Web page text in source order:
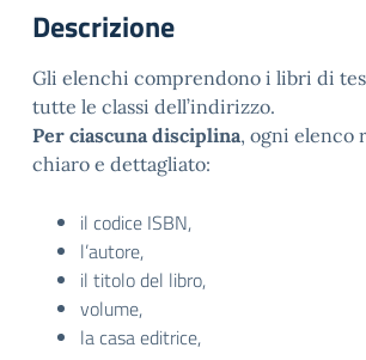
Descrizione
Gli elenchi comprendono i libri di
tutte le classi dell’indirizzo.
Per ciascuna disciplina, ogni elenco
chiaro e dettagliato:
il codice ISBN,
l’autore,
il titolo del libro,
volume,
la casa editrice,